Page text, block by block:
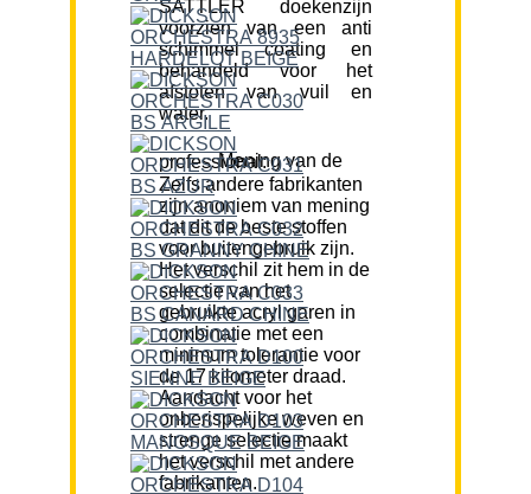
SATTLER doekenzijn
voorzien van een anti
schimmel coating en
behandeld voor het
afstoten van vuil en
water.
Mening van de professional:
Zelfs andere fabrikanten
zijn anoniem van mening
dat dit de beste stoffen
voor buitengebruik zijn.
Het verschil zit hem in de
selectie van het
gebruikte acryl garen in
combinatie met een
minimum tolerantie voor
de 17 kilometer draad.
Aandacht voor het
onberispelijke weven en
strenge selectie maakt
het verschil met andere
fabrikanten.